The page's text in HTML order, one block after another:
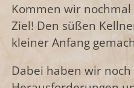
Kommen wir
Ziel! Den süßen
kleiner Anfang
Dabei haben wir